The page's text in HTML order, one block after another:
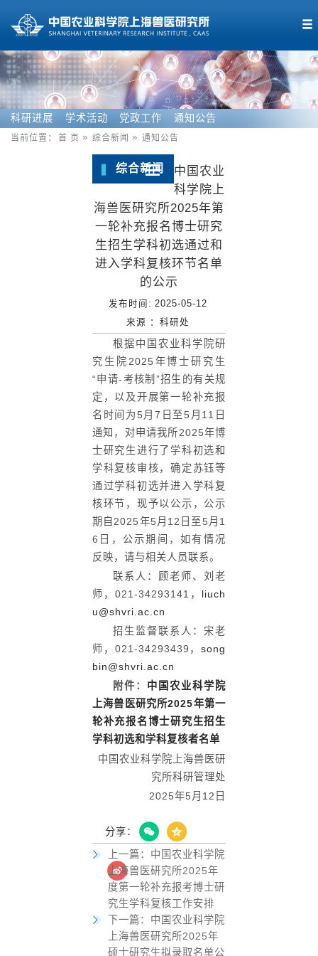
科研进展 学术活动 党政工作 通知公告
当前位置： 首 页 综合新闻 通知公告
综合新闻
中国农业
科学院上
海兽医研究所2025年第
一轮补充报名博士研究
生招生学科初选通过和
进入学科复核环节名单
的公示
发布时间: 2025-05-12
来源 ： 科研处
根据中国农业科学院研
究生院2025年博士研究生
“申请-考核制”招生的有关规
定，以及开展第一轮补充报
名时间为5月7日至5月11日
通知，对申请我所2025年博
士研究生进行了学科初选和
学科复核审核，确定苏钰等
通过学科初选并进入学科复
核环节，现予以公示，公示
期自2025年5月12日至5月1
6日，公示期间，如有情况
反映，请与相关人员联系。
联系人：顾老师、刘老
师，021-34293141， liuch
u@shvri.ac.cn
招生监督联系人：宋老
师，021-34293439， song
bin@shvri.ac.cn
附件： 中国农业科学院
上海兽医研究所2025年第一
轮补充报名博士研究生招生
学科初选和学科复核者名单
中国农业科学院上海兽医研
究所科研管理处
2025年5月12日
分享：
上一篇： 中国农业科学院
上海兽医研究所2025年
度第一轮补充报考博士研
究生学科复核工作安排
下一篇： 中国农业科学院
上海兽医研究所2025年
硕士研究生拟录取名单公